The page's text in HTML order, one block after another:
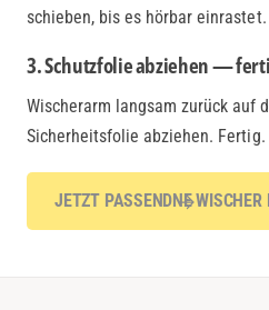
schieben, bis es hörbar einrastet.
3. Schutzfolie abziehen —
Wischerarm langsam zurück auf
Sicherheitsfolie abziehen. Fertig.
JETZT PASSENDNE WISCHER